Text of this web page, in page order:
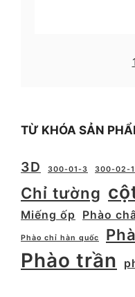
TỪ KHÓA SẢN
3D 300-01-3 300-02-1
Chỉ tường
Miếng ốp
Phào
Phào chỉ hàn quốc
Phào trần